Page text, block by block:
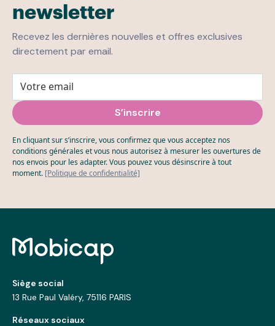
newsletter
Recevez les dernières nouvelles et offres exclusives
directement par email.
En cliquant sur s’inscrire, vous confirmez que vous acceptez nos
conditions générales et vous nous autorisez à mesurer les ouvertures de
nos envois pour les adapter. Vous pouvez vous désinscrire à tout
moment. [Politique de confidentialité]
Siège social
13 Rue Paul Valéry, 75116 PARIS
Réseaux sociaux